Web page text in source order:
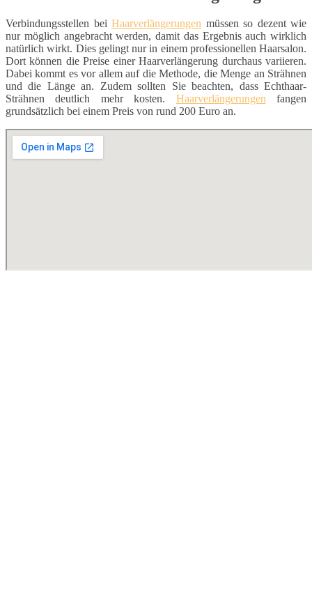
Verbindungsstellen bei Haarverlängerungen müssen so dezent wie
nur möglich angebracht werden, damit das Ergebnis auch wirklich
natürlich wirkt. Dies gelingt nur in einem professionellen Haarsalon.
Dort können die Preise einer Haarverlängerung durchaus variieren.
Dabei kommt es vor allem auf die Methode, die Menge an Strähnen
und die Länge an. Zudem sollten Sie beachten, dass Echthaar-
Strähnen deutlich mehr kosten. Haarverlängerungenfangen
grundsätzlich bei einem Preis von rund 200 Euro an.